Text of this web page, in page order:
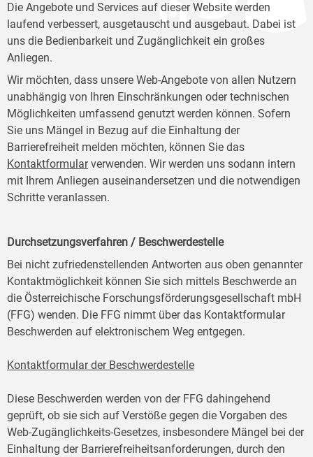
Die Angebote und Services auf dieser Website werden
laufend verbessert, ausgetauscht und ausgebaut. Dabei ist
uns die Bedienbarkeit und Zugänglichkeit ein großes
Anliegen.
Wir möchten, dass unsere Web-Angebote von allen Nutzern
unabhängig von Ihren Einschränkungen oder technischen
Möglichkeiten umfassend genutzt werden können. Sofern
Sie uns Mängel in Bezug auf die Einhaltung der
Barrierefreiheit melden möchten, können Sie das
Kontaktformularverwenden. Wir werden uns sodann intern
mit Ihrem Anliegen auseinandersetzen und die notwendigen
Schritte veranlassen.
Durchsetzungsverfahren / Beschwerdestelle
Bei nicht zufriedenstellenden Antworten aus oben genannter
Kontaktmöglichkeit können Sie sich mittels Beschwerde an
die Österreichische Forschungsförderungsgesellschaft mbH
(FFG) wenden. Die FFG nimmt über das Kontaktformular
Beschwerden auf elektronischem Weg entgegen.
Kontaktformular der Beschwerdestelle
Diese Beschwerden werden von der FFG dahingehend
geprüft, ob sie sich auf Verstöße gegen die Vorgaben des
Web-Zugänglichkeits-Gesetzes, insbesondere Mängel bei der
Einhaltung der Barrierefreiheitsanforderungen, durch den